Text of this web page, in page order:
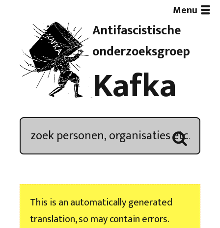
Antifascistische
onderzoeksgroep
Kafka
Menu
Artikelen
Demonstratieoverzicht
Kroniek
Nieuwsbrief
This is an automatically generated
translation, so may contain errors.